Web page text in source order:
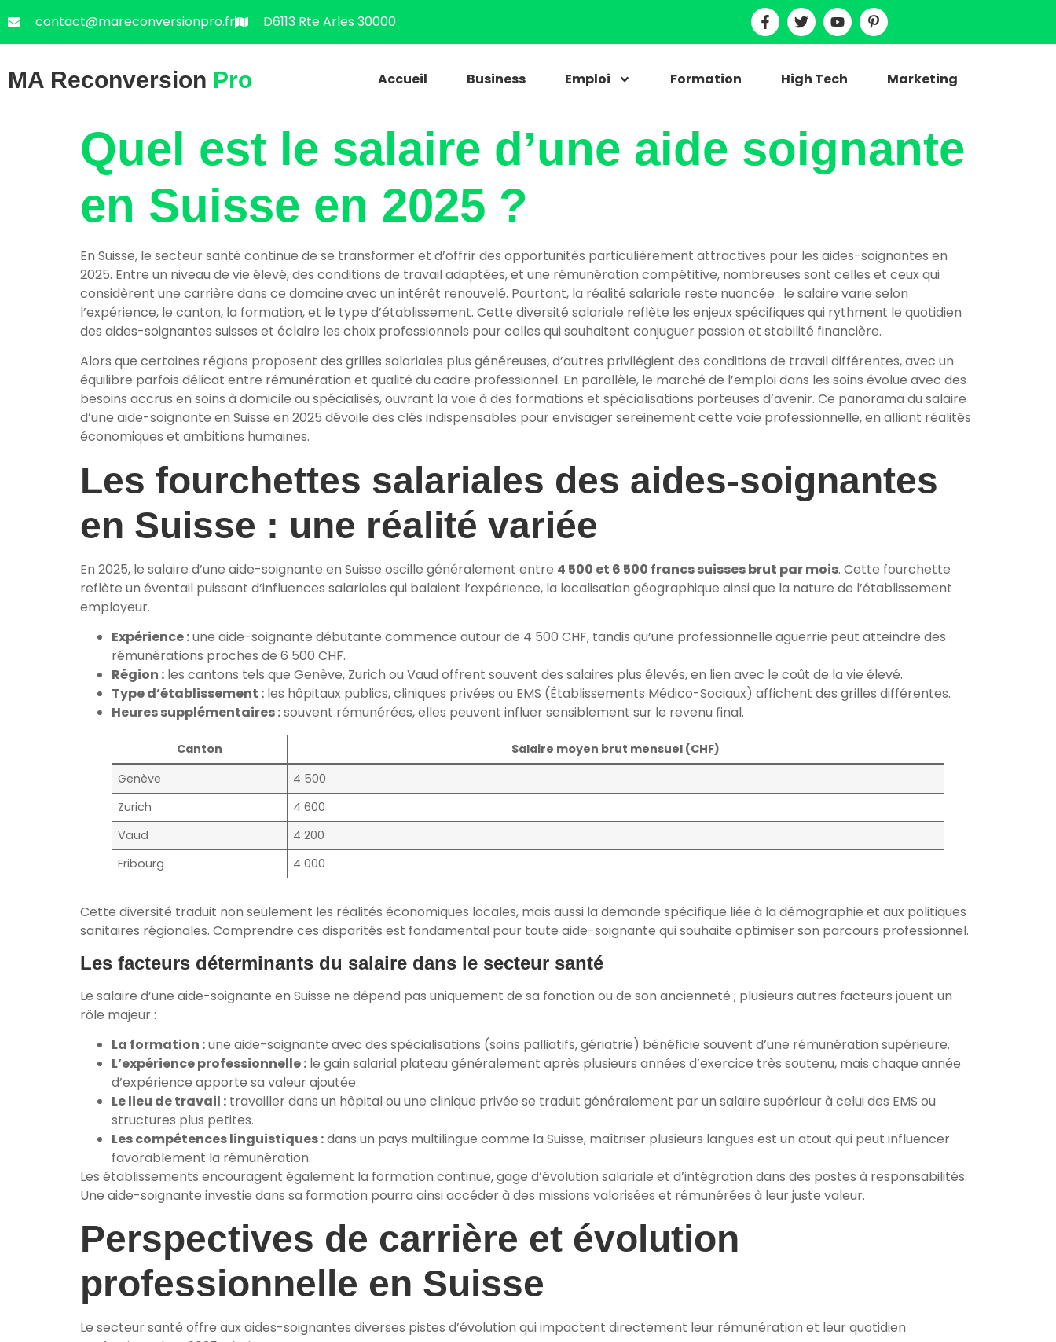
contact@mareconversionpro.fr D6113 Rte Arles 30000
MA Reconversion Pro Accueil Business Emploi Formation High Tech Marketing
Quel est le salaire d’une aide soignante
en Suisse en 2025 ?
En Suisse, le secteur santé continue de se transformer et d’offrir des opportunités particulièrement attractives pour les aides-soignantes en
2025. Entre un niveau de vie élevé, des conditions de travail adaptées, et une rémunération compétitive, nombreuses sont celles et ceux qui
considèrent une carrière dans ce domaine avec un intérêt renouvelé. Pourtant, la réalité salariale reste nuancée : le salaire varie selon
l’expérience, le canton, la formation, et le type d’établissement. Cette diversité salariale reflète les enjeux spécifiques qui rythment le quotidien
des aides-soignantes suisses et éclaire les choix professionnels pour celles qui souhaitent conjuguer passion et stabilité financière.
Alors que certaines régions proposent des grilles salariales plus généreuses, d’autres privilégient des conditions de travail différentes, avec un
équilibre parfois délicat entre rémunération et qualité du cadre professionnel. En parallèle, le marché de l’emploi dans les soins évolue avec des
besoins accrus en soins à domicile ou spécialisés, ouvrant la voie à des formations et spécialisations porteuses d’avenir. Ce panorama du salaire
d’une aide-soignante en Suisse en 2025 dévoile des clés indispensables pour envisager sereinement cette voie professionnelle, en alliant réalités
économiques et ambitions humaines.
Les fourchettes salariales des aides-soignantes
en Suisse : une réalité variée
En 2025, le salaire d’une aide-soignante en Suisse oscille généralement entre 4 500 et 6 500 francs suisses brut par mois. Cette fourchette
reflète un éventail puissant d’influences salariales qui balaient l’expérience, la localisation géographique ainsi que la nature de l’établissement
employeur.
Expérience :une aide-soignante débutante commence autour de 4 500 CHF, tandis qu’une professionnelle aguerrie peut atteindre des
rémunérations proches de 6 500 CHF.
Région : les cantons tels que Genève, Zurich ou Vaud offrent souvent des salaires plus élevés, en lien avec le coût de la vie élevé.
Type d’établissement : les hôpitaux publics, cliniques privées ou EMS (Établissements Médico-Sociaux) affichent des grilles différentes.
Heures supplémentaires :souvent rémunérées, elles peuvent influer sensiblement sur le revenu final.
Canton
Salaire moyen brut mensuel (CHF)
Genève
4 500
Zurich
4 600
Vaud
4 200
Fribourg
4 000
Cette diversité traduit non seulement les réalités économiques locales, mais aussi la demande spécifique liée à la démographie et aux politiques
sanitaires régionales. Comprendre ces disparités est fondamental pour toute aide-soignante qui souhaite optimiser son parcours professionnel.
Les facteurs déterminants du salaire dans le secteur santé
Le salaire d’une aide-soignante en Suisse ne dépend pas uniquement de sa fonction ou de son ancienneté ; plusieurs autres facteurs jouent un
rôle majeur :
La formation :une aide-soignante avec des spécialisations (soins palliatifs, gériatrie) bénéficie souvent d’une rémunération supérieure.
L’expérience professionnelle : le gain salarial plateau généralement après plusieurs années d’exercice très soutenu, mais chaque année
d’expérience apporte sa valeur ajoutée.
Le lieu de travail : travailler dans un hôpital ou une clinique privée se traduit généralement par un salaire supérieur à celui des EMS ou
structures plus petites.
Les compétences linguistiques :dans un pays multilingue comme la Suisse, maîtriser plusieurs langues est un atout qui peut influencer
favorablement la rémunération.
Les établissements encouragent également la formation continue, gage d’évolution salariale et d’intégration dans des postes à responsabilités.
Une aide-soignante investie dans sa formation pourra ainsi accéder à des missions valorisées et rémunérées à leur juste valeur.
Perspectives de carrière et évolution
professionnelle en Suisse
Le secteur santé offre aux aides-soignantes diverses pistes d’évolution qui impactent directement leur rémunération et leur quotidien